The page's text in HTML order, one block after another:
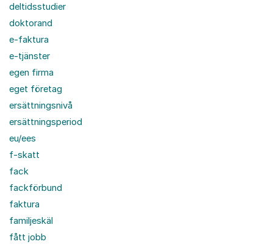
deltidsstudier
doktorand
e-faktura
e-tjänster
egen firma
eget företag
ersättningsnivå
ersättningsperiod
eu/ees
f-skatt
fack
fackförbund
faktura
familjeskäl
fått jobb